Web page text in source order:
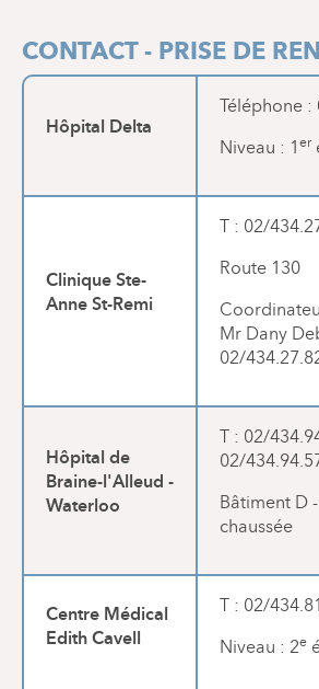
CONTACT - PRISE DE
Hôpital Delta
Téléphone :
Niveau : 1 er
Clinique Ste-
Anne St-Remi
T : 02/
Route 130
Mr Dany
02/
Hôpital de
Braine-l'Alleud -
Waterloo
T : 02/
02/
Bâtiment D
chaussée
Centre Médical
Edith Cavell
T : 02/
Niveau : 2e